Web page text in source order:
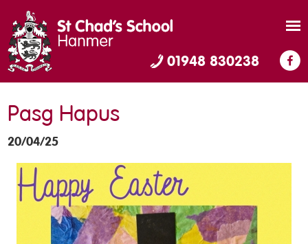
01948 830238
Pasg Hapus
20/04/25